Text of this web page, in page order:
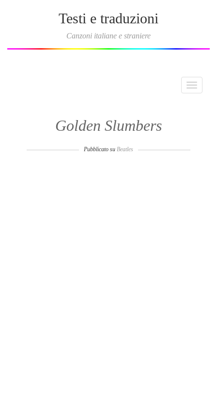
Testi e traduzioni
Canzoni italiane e straniere
Toggle
Golden Slumbers
Pubblicato su Beatles